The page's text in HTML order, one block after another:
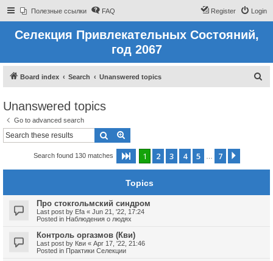
Полезные ссылки FAQ Login
Register
Селекция Привлекательных Состояний,
год 2067
Board index Search Unanswered topics
Unanswered topics
Go to advanced search
Search
Search found 130 matches Page 1of7
1 2 3 4 5 7
Topics
Про стокгольмский синдром
Last post by Efa « Jun 21, '22, 17:24
Posted in Наблюдения о людях
Контроль оргазмов (Кви)
Last post by Кви « Apr 17, '22, 21:46
Posted in Практики Селекции